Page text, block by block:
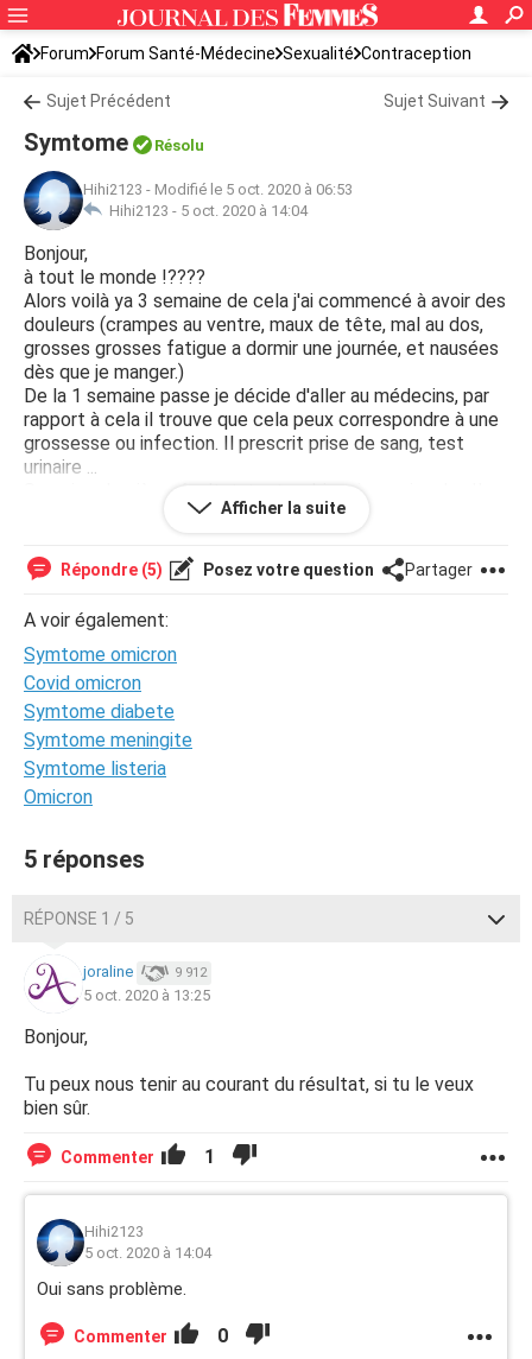
Forum Forum Santé-Médecine Sexualité Contraception
Sujet Précédent Sujet Suivant
Symtome Résolu
Hihi2123 - Modifié le 5 oct. 2020 à 06:53
Hihi2123 - 5 oct. 2020 à 14:04
Bonjour,
à tout le monde !????
Alors voilà ya 3 semaine de cela j'ai commencé à avoir des
douleurs (crampes au ventre, maux de tête, mal au dos,
grosses grosses fatigue a dormir une journée, et nausées
dès que je manger.)
De la 1 semaine passe je décide d'aller au médecins, par
rapport à cela il trouve que cela peux correspondre à une
grossesse ou infection. Il prescrit prise de sang, test
urinaire ...
Semaine dernière résultat, tout va bien rien a signaler. Il
me demande d'attendre mes choses.
refais un test ce matin et négatifs ....
Je ne comprend pas vraiment ce qui ce passe tout et
négatifs mais pas de "saingnements de privations" .
Je ne sais que penser ..
Je vais le rappeler mais ne pense pas avoir de rdv dans
l'immédiat...
Je souhaiterai avoir quelque avis.
Merci a ceux qui lirons ????
Afficher la suite
Répondre (5) Posez votre question Partager
A voir également:
Symtome omicron
Covid omicron
Symtome diabete
Symtome meningite
Symtome listeria
Omicron
5 réponses
RÉPONSE 1 / 5
joraline 9 912
5 oct. 2020 à 13:25
Bonjour,
Tu peux nous tenir au courant du résultat, si tu le veux
bien sûr.
Commenter 1
Hihi2123
5 oct. 2020 à 14:04
Oui sans problème.
Commenter 0